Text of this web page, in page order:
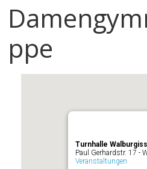
ppe
Turnhalle
Paul Gerhardstr. 17 -
Veranstaltungen